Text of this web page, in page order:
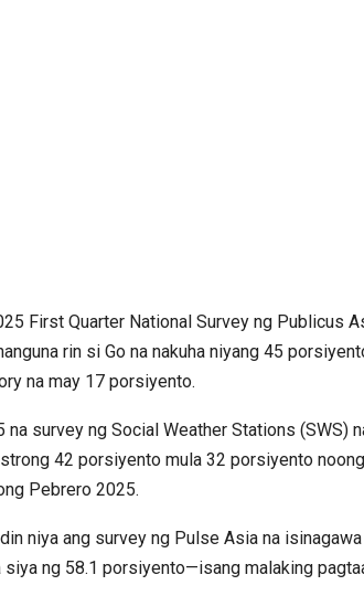
First Quarter National Survey ng Publicus
rin si Go na nakuha niyang 45
na may 17 porsiyento.
na survey ng Social Weather Stations (SWS)
42 porsiyento mula 32 porsiyento
Pebrero 2025.
niya ang survey ng Pulse Asia na
siya ng 58.1 porsiyento—isang malaking